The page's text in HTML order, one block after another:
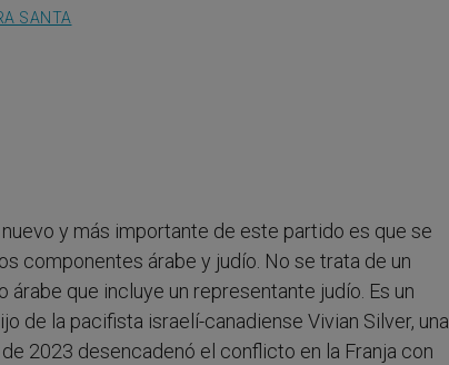
SANTA
y más importante de este partido es que se
componentes árabe y judío. No se trata de un
que incluye un representante judío. Es un
de la pacifista israelí-canadiense Vivian Silver, una
2023 desencadenó el conflicto en la Franja con